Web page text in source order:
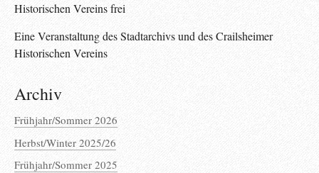
Historischen Vereins frei
Eine Veranstaltung des Stadtarchivs und des Crailsheimer
Historischen Vereins
Archiv
Frühjahr/Sommer 2026
Herbst/Winter 2025/26
Frühjahr/Sommer 2025